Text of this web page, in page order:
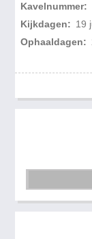
Kavelnummer:
Kijkdagen: 19
Ophaaldagen: